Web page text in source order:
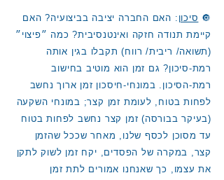
🔘 סיכון : האם החברה יציבה בביצועיה? האם
קיימת תנודה חזקה ואינטנסיבית? כמה ״פיצוי״
(תשואה/ ריבית/ רווח) תקבלו בגין אותה
רמת-סיכון? גם זמן הוא מוטיב בחישוב
רמת-הסיכון. במונחי-חיסכון זמן ארוך נחשב
לפחות בטוח, לעומת זמן קצר; במונחי השקעה
(בעיקר בבורסה) זמן קצר נחשב לפחות בטוח
עד מסוכן לכסף שלנו, מאחר שככל שהזמן
קצר, במקרה של הפסדים, יקח זמן לשוק לתקן
את עצמו, כך שאנחנו אמורים לתת זמן